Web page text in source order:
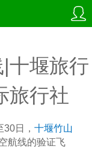
十堰旅行
旅行社
日， 十堰竹山
航线的验证飞